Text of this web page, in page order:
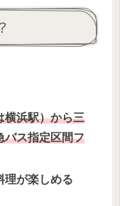
横浜駅）から三
バス指定区間フ
理が楽しめる